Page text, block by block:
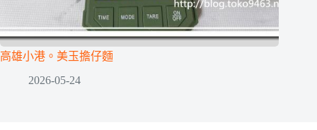
高雄小港。美玉擔仔麵
2026-05-24